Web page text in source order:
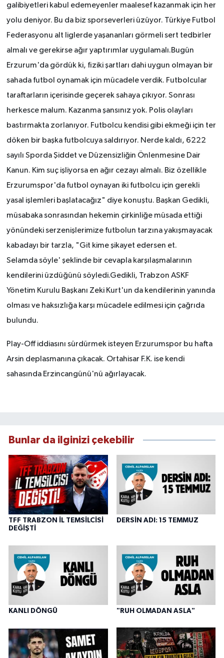
galibiyetleri kabul edemeyenler maalesef kazanmak için her
yolu deniyor. Bu da biz sporseverleri üzüyor. Türkiye Futbol
Federasyonu alt liglerde yaşananları görmeli sert tedbirler
almalı ve gerekirse ağır yaptırımlar uygulamalı.Bugün
Erzurum'da gördük ki, fiziki şartları dahi uygun olmayan bir
sahada futbol oynamak için mücadele verdik. Futbolcular
taraftarların içerisinde geçerek sahaya çıkıyor. Sonrası
herkesce malum. Kazanma şansınız yok. Polis olayları
bastırmakta zorlanıyor. Futbolcu kendisi gibi ekmeği için ter
döken bir başka futbolcuya saldırıyor. Nerde kaldı, 6222
sayılı Sporda Şiddet ve Düzensizliğin Önlenmesine Dair
Kanun. Kim suç işliyorsa en ağır cezayı almalı. Biz özellikle
Erzurumspor'da futbol oynayan iki futbolcu için gerekli
yasal işlemleri başlatacağız" diye konuştu. Başkan Gedikli,
müsabaka sonrasından hekemin çirkinliğe müsada ettiği
yönündeki serzenişlerimize futbolun tarzına yakışmayacak
kabadayı bir tarzla, "Git kime şikayet edersen et.
Selamda söyle' şeklinde bir cevapla karşılaşmalarının
kendilerini üzdüğünü söyledi.Gedikli, Trabzon ASKF
Yönetim Kurulu Başkanı Zeki Kurt'un da kendilerinin yanında
olması ve haksızlığa karşı mücadele edilmesi için çağrıda
bulundu.
Play-Off iddiasını sürdürmek isteyen Erzurumspor bu hafta
Arsin deplasmanına çıkacak. Ortahisar F.K. ise kendi
sahasında Erzincangünü'nü ağırlayacak.
Bunlar da ilginizi çekebilir
TFF TRABZON İL TEMSİLCİSİ
DEĞİŞTİ
DERSİN ADI: 15 TEMMUZ
KANLI DÖNGÜ "RUH OLMADAN ASLA"